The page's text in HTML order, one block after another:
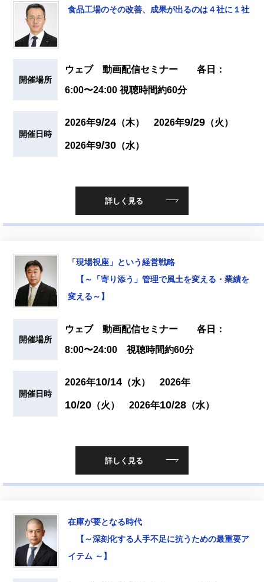
食品工場のその改善、成果が出るのは４社に１社
開催場所
ウェブ 動画配信セミナー 各日：
6:00〜24:00 視聴時間約60分
開催日時
2026年9/24 （木） 2026年9/29 （火）
2026年9/30 （水）
詳しく見る
「現場視座」という経営戦略
【～「寄り添う」管理で風土を変える・業績を
変える～】
開催場所
ウェブ 動画配信セミナー 各日：
8:00〜24:00 視聴時間約60分
開催日時
2026年10/14 （水） 2026年
10/20 （火） 2026年10/28 （水）
詳しく見る
在庫が要となる時代
【～深刻化する人手不足に抗うための最重要ア
イテム ～】